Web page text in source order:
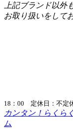
上記ブランド以外
お取り扱いをして
18：00 定休日：不定
カンタン！らくら
ム